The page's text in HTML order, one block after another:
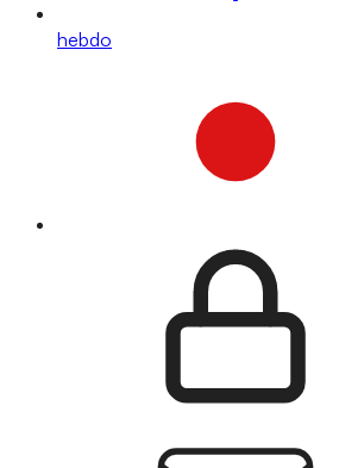
hebdo